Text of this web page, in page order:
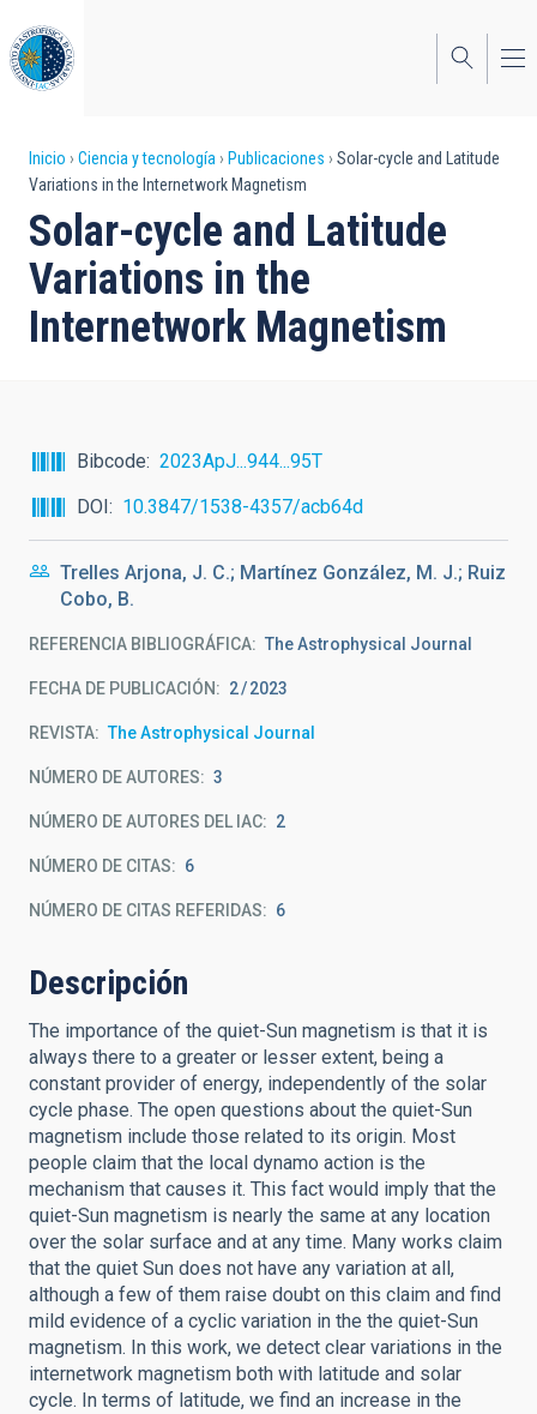
al
contenido
principal
Sobrescribir
enlaces
de
ayuda
a
Inicio Ciencia y tecnología Publicaciones
Solar-cycle and Latitude
Variations in the Internetwork Magnetism
Solar-cycle and Latitude
Variations in the
Internetwork Magnetism
Bibcode
2023ApJ...944...95T
DOI
10.3847/1538-4357/acb64d
Trelles Arjona, J. C.; Martínez González, M. J.; Ruiz
Cobo, B.
REFERENCIA BIBLIOGRÁFICA The Astrophysical Journal
FECHA DE PUBLICACIÓN: 2 2023
REVISTA The Astrophysical Journal
NÚMERO DE AUTORES 3
NÚMERO DE AUTORES DEL IAC 2
NÚMERO DE CITAS 6
NÚMERO DE CITAS REFERIDAS 6
Descripción
The importance of the quiet-Sun magnetism is that it is
always there to a greater or lesser extent, being a
constant provider of energy, independently of the solar
cycle phase. The open questions about the quiet-Sun
magnetism include those related to its origin. Most
people claim that the local dynamo action is the
mechanism that causes it. This fact would imply that the
quiet-Sun magnetism is nearly the same at any location
over the solar surface and at any time. Many works claim
that the quiet Sun does not have any variation at all,
although a few of them raise doubt on this claim and find
mild evidence of a cyclic variation in the the quiet-Sun
magnetism. In this work, we detect clear variations in the
internetwork magnetism both with latitude and solar
cycle. In terms of latitude, we find an increase in the